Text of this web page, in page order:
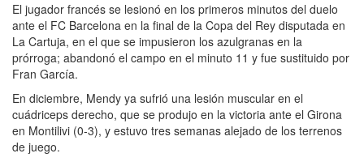
El jugador francés se lesionó en los primeros minutos del duelo
ante el FC Barcelona en la final de la Copa del Rey disputada en
La Cartuja, en el que se impusieron los azulgranas en la
prórroga; abandonó el campo en el minuto 11 y fue sustituido por
Fran García.
En diciembre, Mendy ya sufrió una lesión muscular en el
cuádriceps derecho, que se produjo en la victoria ante el Girona
en Montilivi (0-3), y estuvo tres semanas alejado de los terrenos
de juego.